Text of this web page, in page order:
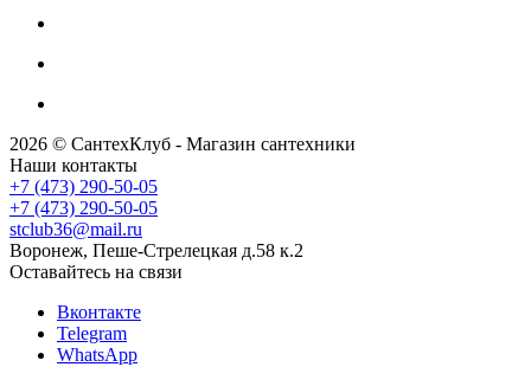
2026 © СантехКлуб - Магазин сантехники
Наши контакты
+7 (473) 290-50-05
+7 (473) 290-50-05
stclub36@mail.ru
Воронеж, Пеше-Стрелецкая д.58 к.2
Оставайтесь на связи
Вконтакте
Telegram
WhatsApp